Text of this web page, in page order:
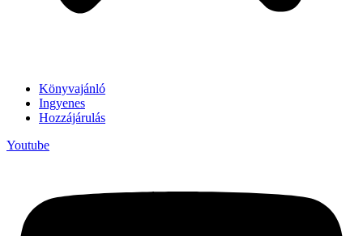
Könyvajánló
Ingyenes
Hozzájárulás
Youtube